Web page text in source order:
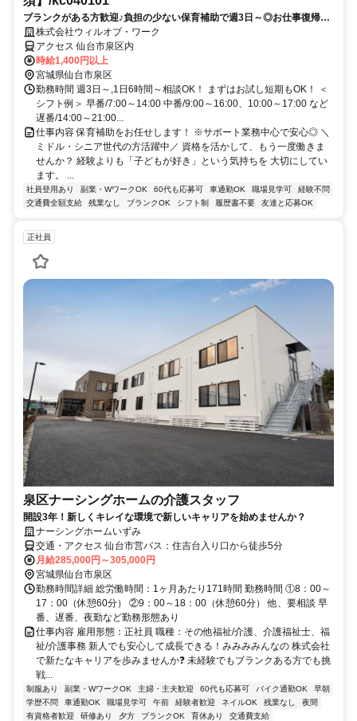
ブランクがある方歓迎♪負担の少ない保育補助で週3日～◎お仕事復帰し
ませんか？書き物・ピアノ・保護者対応もありません！
株式会社ウィルオブ・ワーク
アクセス 仙台市泉区内
時給1,400円以上
宮城県仙台市泉区
勤務時間 週3日～,1日6時間～相談OK！ まずはお試し短期もOK！ ＜
シフト例＞ 早番/7:00～14:00 中番/9:00～16:00、10:00～17:00 など
遅番/14:00～21:00...
仕事内容 保育補助をお任せします！ ※サポート業務中心で安心◎ ＼
ミドル・シニア世代の方活躍中／ 資格を活かして、もう一度働きま
せんか？ 経験よりも「子どもが好き」という気持ちを 大切にしてい
ます。 ...
社員登用あり 副業・WワークOK 60代も応募可 車通勤OK 職場見学可
経験不問
交通費全額支給
残業なし ブランクOK シフト制 履歴書不要 友達と応募OK
正社員
泉区ナーシングホームの介護スタッフ
開設3年！新しくキレイな環境で新しいキャリアを始めませんか？
ナーシングホームいずみ
交通・アクセス 仙台市営バス：住吉台入り口から徒歩5分
月給285,000円～305,000円
宮城県仙台市泉区
勤務時間詳細 総労働時間：1ヶ月あたり171時間 勤務時間 ①8：00～
17：00（休憩60分） ②9：00～18：00（休憩60分） 他、要相談 早
番、遅番、夜勤など勤務形態あり
仕事内容 雇用形態：正社員 職種：その他福祉/介護、介護福祉士、福
祉/介護事務 新人でも安心して成長できる！みみみみんなの 株式会社
で新たなキャリアを歩みませんか❓ 未経験でもブランクある方でも挑
戦...
制服あり 副業・WワークOK 主婦・主夫歓迎 60代も応募可 バイク通勤OK
早朝
学歴不問
車通勤OK 職場見学可 午前 経験者歓迎 ネイルOK 残業なし
夜間
有資格者歓迎
研修あり 夕方 ブランクOK 育休あり 交通費支給